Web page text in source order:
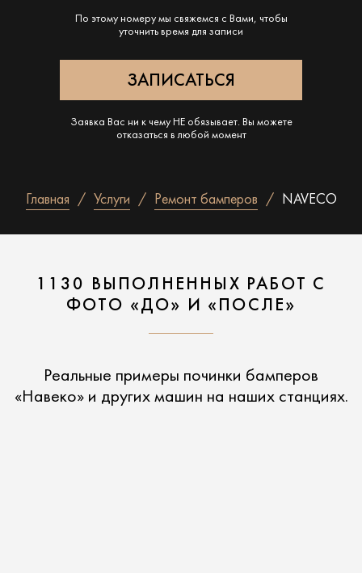
По этому номеру мы свяжемся с Вами, чтобы
уточнить время для записи
Заявка Вас ни к чему НЕ обязывает. Вы можете
отказаться в любой момент
Главная Услуги Ремонт бамперов NAVECO
1130 ВЫПОЛНЕННЫХ РАБОТ С
ФОТО «ДО» И «ПОСЛЕ»
Реальные примеры починки бамперов
«Навеко» и других машин на наших станциях.